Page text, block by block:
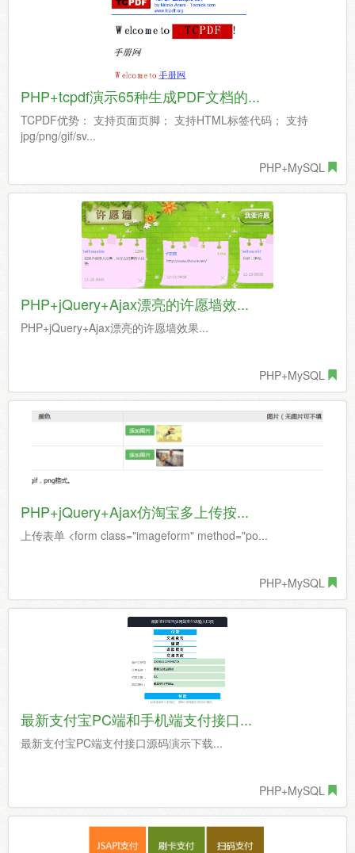
PHP+tcpdf演示65种生成PDF文档的...
TCPDF优势： 支持页面页脚； 支持HTML标签代码； 支持
jpg/png/gif/sv...
PHP+MySQL
PHP+jQuery+Ajax漂亮的许愿墙效...
PHP+jQuery+Ajax漂亮的许愿墙效果...
PHP+MySQL
PHP+jQuery+Ajax仿淘宝多上传按...
上传表单 <form class="imageform" method="po...
PHP+MySQL
最新支付宝PC端和手机端支付接口...
最新支付宝PC端支付接口源码演示下载...
PHP+MySQL